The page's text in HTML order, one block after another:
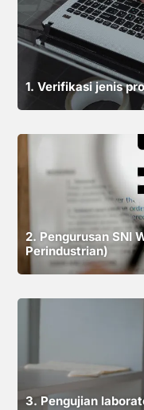
1. Verifikasi jenis
2. Pengurusan SNI
Perindustrian)
3. Pengujian